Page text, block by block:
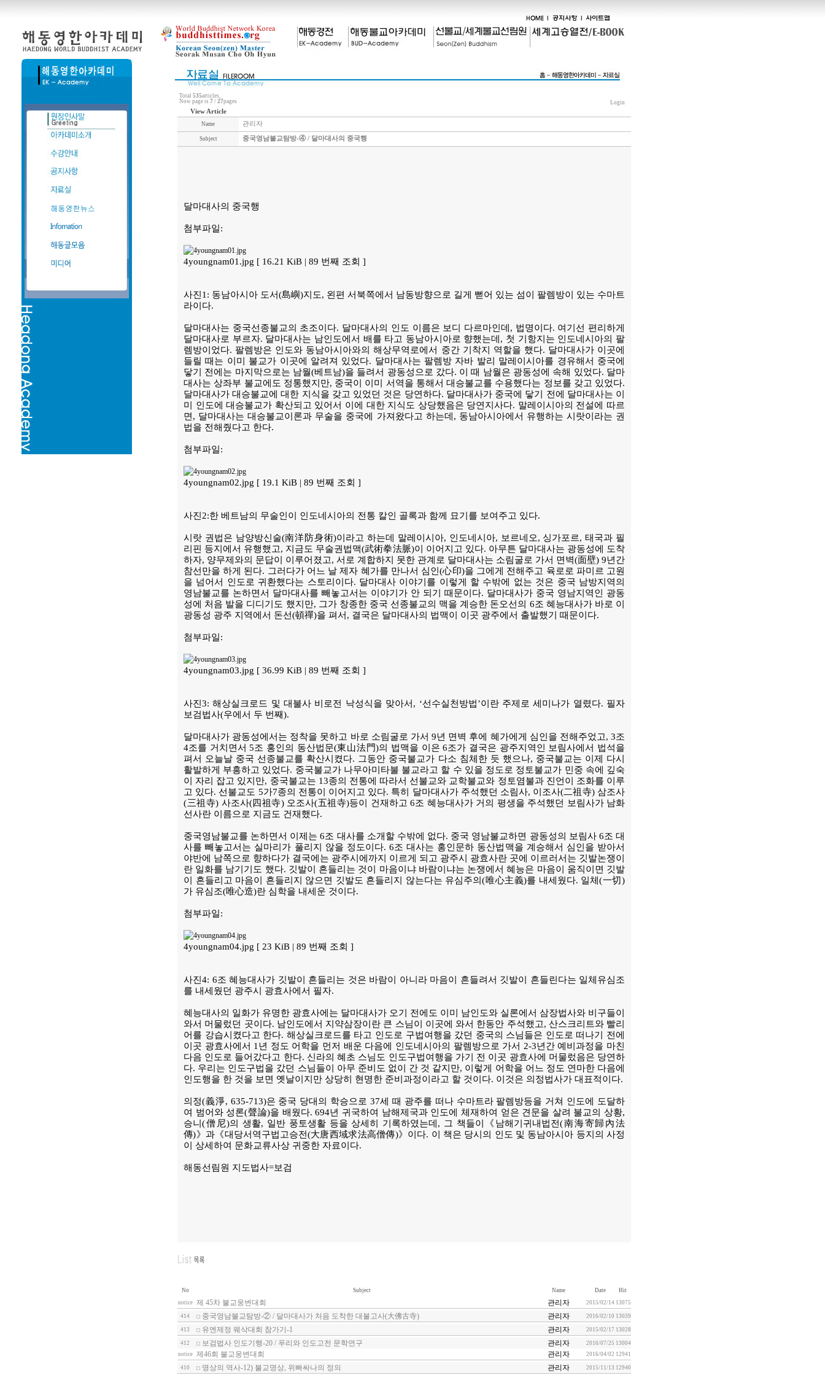
Total 535articles,
Now page is 7 / 27pages Login
View Article
Name 관리자
Subject 중국영남불교탐방-④ / 달마대사의 중국행
달마대사의 중국행
첨부파일:
4youngnam01.jpg [ 16.21 KiB | 89 번째 조회 ]
사진1: 동남아시아 도서(島嶼)지도, 왼편 서북쪽에서 남동방향으로 길게 뻗어 있는 섬이 팔렘방이 있는 수마트
라이다.
달마대사는 중국선종불교의 초조이다. 달마대사의 인도 이름은 보디 다르마인데, 법명이다. 여기선 편리하게
달마대사로 부르자. 달마대사는 남인도에서 배를 타고 동남아시아로 향했는데, 첫 기항지는 인도네시아의 팔
렘방이었다. 팔렘방은 인도와 동남아시아와의 해상무역로에서 중간 기착지 역할을 했다. 달마대사가 이곳에
들릴 때는 이미 불교가 이곳에 알려져 있었다. 달마대사는 팔렘방 자바 발리 말레이시아를 경유해서 중국에
닿기 전에는 마지막으로는 남월(베트남)을 들려서 광동성으로 갔다. 이 때 남월은 광동성에 속해 있었다. 달마
대사는 상좌부 불교에도 정통했지만, 중국이 이미 서역을 통해서 대승불교를 수용했다는 정보를 갖고 있었다.
달마대사가 대승불교에 대한 지식을 갖고 있었던 것은 당연하다. 달마대사가 중국에 닿기 전에 달마대사는 이
미 인도에 대승불교가 확산되고 있어서 이에 대한 지식도 상당했음은 당연지사다. 말레이시아의 전설에 따르
면, 달마대사는 대승불교이론과 무술을 중국에 가져왔다고 하는데, 동남아시아에서 유행하는 시랏이라는 권
법을 전해줬다고 한다.
첨부파일:
4youngnam02.jpg [ 19.1 KiB | 89 번째 조회 ]
사진2:한 베트남의 무술인이 인도네시아의 전통 칼인 골록과 함께 묘기를 보여주고 있다.
시랏 권법은 남양방신술(南洋防身術)이라고 하는데 말레이시아, 인도네시아, 보르네오, 싱가포르, 태국과 필
리핀 등지에서 유행했고, 지금도 무술권법맥(武術拳法脈)이 이어지고 있다. 아무튼 달마대사는 광동성에 도착
하자, 양무제와의 문답이 이루어졌고, 서로 계합하지 못한 관계로 달마대사는 소림굴로 가서 면벽(面壁) 9년간
참선만을 하게 된다. 그러다가 어느 날 제자 혜가를 만나서 심인(心印)을 그에게 전해주고 육로로 파미르 고원
을 넘어서 인도로 귀환했다는 스토리이다. 달마대사 이야기를 이렇게 할 수밖에 없는 것은 중국 남방지역의
영남불교를 논하면서 달마대사를 빼놓고서는 이야기가 안 되기 때문이다. 달마대사가 중국 영남지역인 광동
성에 처음 발을 디디기도 했지만, 그가 창종한 중국 선종불교의 맥을 계승한 돈오선의 6조 혜능대사가 바로 이
광동성 광주 지역에서 돈선(頓禪)을 펴서, 결국은 달마대사의 법맥이 이곳 광주에서 출발했기 때문이다.
첨부파일:
4youngnam03.jpg [ 36.99 KiB | 89 번째 조회 ]
사진3: 해상실크로드 및 대불사 비로전 낙성식을 맞아서, ‘선수실천방법’이란 주제로 세미나가 열렸다. 필자
보검법사(우에서 두 번째).
달마대사가 광동성에서는 정착을 못하고 바로 소림굴로 가서 9년 면벽 후에 혜가에게 심인을 전해주었고, 3조
4조를 거치면서 5조 홍인의 동산법문(東山法門)의 법맥을 이은 6조가 결국은 광주지역인 보림사에서 법석을
펴서 오늘날 중국 선종불교를 확산시켰다. 그동안 중국불교가 다소 침체한 듯 했으나, 중국불교는 이제 다시
활발하게 부흥하고 있었다. 중국불교가 나무아미타불 불교라고 할 수 있을 정도로 정토불교가 민중 속에 깊숙
이 자리 잡고 있지만, 중국불교는 13종의 전통에 따라서 선불교와 교학불교와 정토염불과 진언이 조화를 이루
고 있다. 선불교도 5가7종의 전통이 이어지고 있다. 특히 달마대사가 주석했던 소림사, 이조사(二祖寺) 삼조사
(三祖寺) 사조사(四祖寺) 오조사(五祖寺)등이 건재하고 6조 혜능대사가 거의 평생을 주석했던 보림사가 남화
선사란 이름으로 지금도 건재했다.
중국영남불교를 논하면서 이제는 6조 대사를 소개할 수밖에 없다. 중국 영남불교하면 광동성의 보림사 6조 대
사를 빼놓고서는 실마리가 풀리지 않을 정도이다. 6조 대사는 홍인문하 동산법맥을 계승해서 심인을 받아서
야반에 남쪽으로 향하다가 결국에는 광주시에까지 이르게 되고 광주시 광효사란 곳에 이르러서는 깃발논쟁이
란 일화를 남기기도 했다. 깃발이 흔들리는 것이 마음이냐 바람이냐는 논쟁에서 혜능은 마음이 움직이면 깃발
이 흔들리고 마음이 흔들리지 않으면 깃발도 흔들리지 않는다는 유심주의(唯心主義)를 내세웠다. 일체(一切)
가 유심조(唯心造)란 심학을 내세운 것이다.
첨부파일:
4youngnam04.jpg [ 23 KiB | 89 번째 조회 ]
사진4: 6조 혜능대사가 깃발이 흔들리는 것은 바람이 아니라 마음이 흔들려서 깃발이 흔들린다는 일체유심조
를 내세웠던 광주시 광효사에서 필자.
혜능대사의 일화가 유명한 광효사에는 달마대사가 오기 전에도 이미 남인도와 실론에서 삼장법사와 비구들이
와서 머물렀던 곳이다. 남인도에서 지약삼장이란 큰 스님이 이곳에 와서 한동안 주석했고, 산스크리트와 빨리
어를 강습시켰다고 한다. 해상실크로드를 타고 인도로 구법여행을 갔던 중국의 스님들은 인도로 떠나기 전에
이곳 광효사에서 1년 정도 어학을 먼저 배운 다음에 인도네시아의 팔렘방으로 가서 2-3년간 예비과정을 마친
다음 인도로 들어갔다고 한다. 신라의 혜초 스님도 인도구법여행을 가기 전 이곳 광효사에 머물렀음은 당연하
다. 우리는 인도구법을 갔던 스님들이 아무 준비도 없이 간 것 같지만, 이렇게 어학을 어느 정도 연마한 다음에
인도행을 한 것을 보면 옛날이지만 상당히 현명한 준비과정이라고 할 것이다. 이것은 의정법사가 대표적이다.
의정(義淨, 635-713)은 중국 당대의 학승으로 37세 때 광주를 떠나 수마트라 팔렘방등을 거쳐 인도에 도달하
여 범어와 성론(聲論)을 배웠다. 694년 귀국하여 남해제국과 인도에 체재하여 얻은 견문을 살려 불교의 상황,
승니(僧尼)의 생활, 일반 풍토생활 등을 상세히 기록하였는데, 그 책들이《남해기귀내법전(南海寄歸內法
傳)》과《대당서역구법고승전(大唐西域求法高僧傳)》이다. 이 책은 당시의 인도 및 동남아시아 등지의 사정
이 상세하여 문화교류사상 귀중한 자료이다.
해동선림원 지도법사=보검
No Subject Name Date
Hit
notice
제 45차 불교웅변대회 관리자 2015/02/14 13075
414 중국영남불교탐방-② / 달마대사가 처음 도착한 대불고사(大佛古寺) 관리자 2016/02/10 13039
413 유엔제정 웨삭대회 참가기-1 관리자 2015/02/17 13028
412 보검법사 인도기행-20 / 푸리와 인도고전 문학연구 관리자 2016/07/25 13004
notice
제46회 불교웅변대회 관리자 2016/04/02 12941
410 명상의 역사-12) 불교명상, 위빠싸나의 정의 관리자 2015/11/13 12940